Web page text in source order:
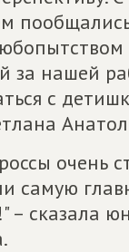
за нашей
с
очень
самую
– сказала